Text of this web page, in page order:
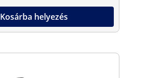
Kosárba helyezés